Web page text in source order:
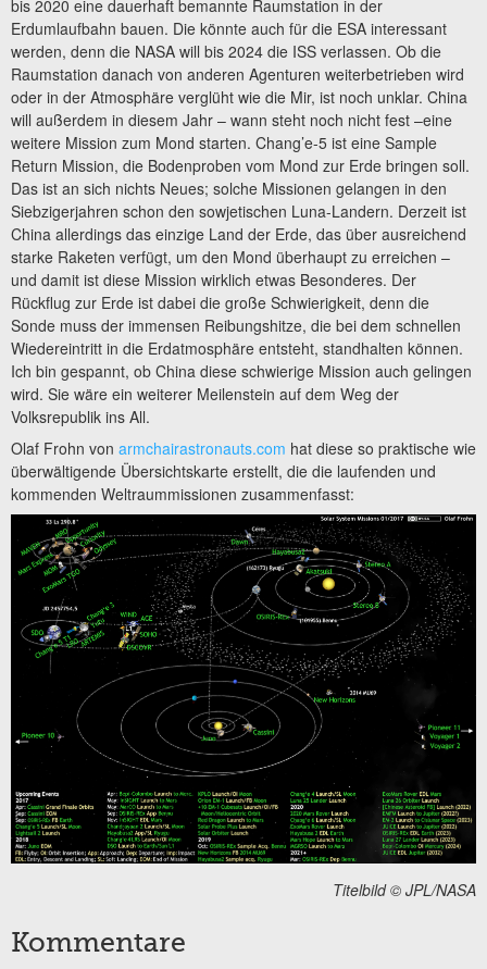
bis 2020 eine dauerhaft bemannte Raumstation in der
Erdumlaufbahn bauen. Die könnte auch für die ESA interessant
werden, denn die NASA will bis 2024 die ISS verlassen. Ob die
Raumstation danach von anderen Agenturen weiterbetrieben wird
oder in der Atmosphäre verglüht wie die Mir, ist noch unklar. China
will außerdem in diesem Jahr – wann steht noch nicht fest –eine
weitere Mission zum Mond starten. Chang’e-5 ist eine Sample
Return Mission, die Bodenproben vom Mond zur Erde bringen soll.
Das ist an sich nichts Neues; solche Missionen gelangen in den
Siebzigerjahren schon den sowjetischen Luna-Landern. Derzeit ist
China allerdings das einzige Land der Erde, das über ausreichend
starke Raketen verfügt, um den Mond überhaupt zu erreichen –
und damit ist diese Mission wirklich etwas Besonderes. Der
Rückflug zur Erde ist dabei die große Schwierigkeit, denn die
Sonde muss der immensen Reibungshitze, die bei dem schnellen
Wiedereintritt in die Erdatmosphäre entsteht, standhalten können.
Ich bin gespannt, ob China diese schwierige Mission auch gelingen
wird. Sie wäre ein weiterer Meilenstein auf dem Weg der
Volksrepublik ins All.
Olaf Frohn von armchairastronauts.com hat diese so praktische wie
überwältigende Übersichtskarte erstellt, die die laufenden und
kommenden Weltraummissionen zusammenfasst:
Titelbild © JPL/NASA
Kommentare